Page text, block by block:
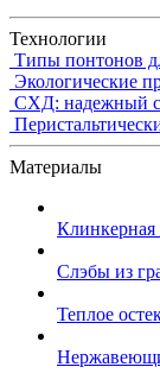
Технологии
Типы понтонов
Экологические
СХД: надежный
Материалы
Клинкерная
Слэбы из
Теплое